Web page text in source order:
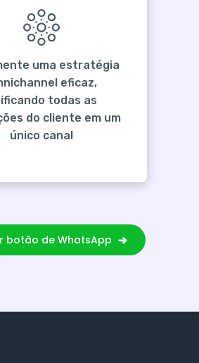
uma estratégia
eficaz,
todas as
do cliente em um
único canal
botão de WhatsApp